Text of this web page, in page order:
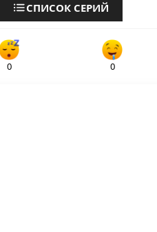
СПИСОК СЕРИЙ
0 0